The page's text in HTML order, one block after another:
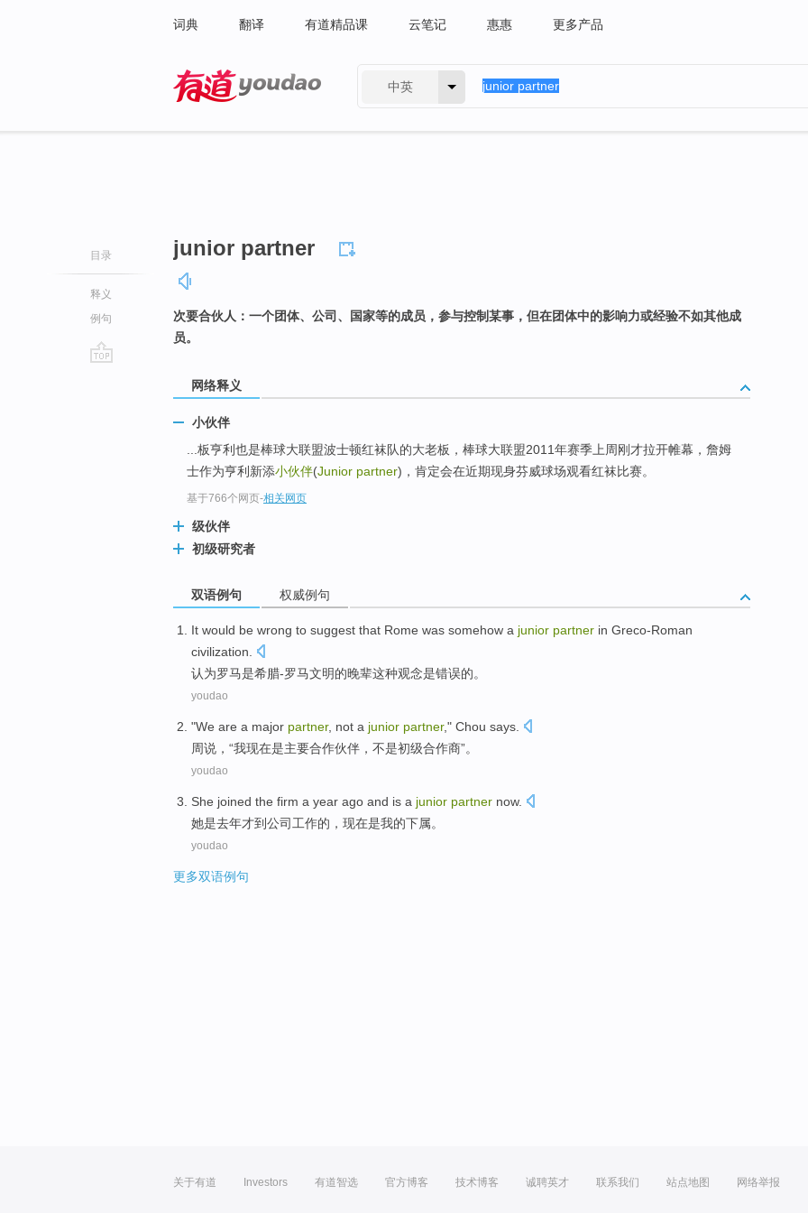
词典 翻译 有道精品课 云笔记 惠惠 更多产品
中英
目录
释义
例句
junior partner
次要合伙人：一个团体、公司、国家等的成员，参与控制某事，但在团体中的影响力或经验不如其他成
员。
网络释义
小伙伴
...板亨利也是棒球大联盟波士顿红袜队的大老板，棒球大联盟2011年赛季上周刚才拉开帷幕，詹姆
士作为亨利新添小伙伴(Junior partner)，肯定会在近期现身芬威球场观看红袜比赛。
基于766个网页-相关网页
级伙伴
初级研究者
双语例句 权威例句
It would be wrong to suggest that Rome was somehow a junior partner in Greco-Roman
civilization.
认为罗马是希腊-罗马文明的晚辈这种观念是错误的。
youdao
"We are a major partner, not a junior partner," Chou says
周说，“我现在是主要合作伙伴 ， 不是初级合作商”。
youdao
She joined the firm a year ago and is a junior partner now.
她是去年才到公司工作的， 现在是我的下属。
youdao
更多双语例句
关于有道 Investors 有道智选 官方博客 技术博客 诚聘英才 联系我们 站点地图 网络举报